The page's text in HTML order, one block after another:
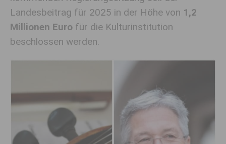
Landesbeitrag für 2025 in der Höhe von 1,2
Millionen Euro für die Kulturinstitution
beschlossen werden.